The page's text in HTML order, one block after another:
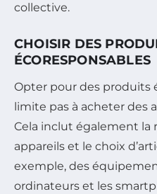
collective.
CHOISIR DES
ÉCORESPONSABLES
Opter pour des produits
limite pas à acheter des
Cela inclut également la
appareils et le choix
exemple, des
ordinateurs et les